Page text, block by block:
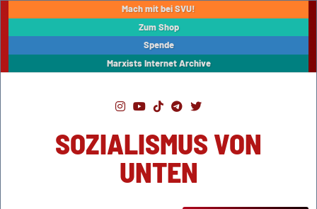
Mach mit bei SVU!
Zum Shop
Spende
Marxists Internet Archive
SOZIALISMUS VON
UNTEN